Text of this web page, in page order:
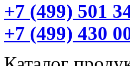
+7 (499) 501
+7 (499) 430